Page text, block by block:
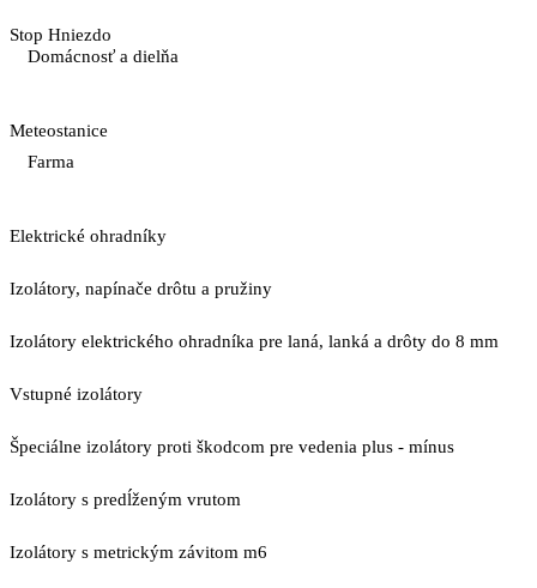
Stop Hniezdo
Domácnosť a dielňa
Meteostanice
Farma
Elektrické ohradníky
Izolátory, napínače drôtu a pružiny
Izolátory elektrického ohradníka pre laná, lanká a drôty do 8 mm
Vstupné izolátory
Špeciálne izolátory proti škodcom pre vedenia plus - mínus
Izolátory s predĺženým vrutom
Izolátory s metrickým závitom m6